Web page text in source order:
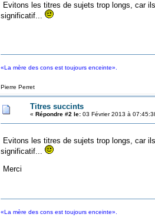
Evitons les titres de sujets trop longs, car
significatif...
«La mère des cons est toujours enceinte».
Pierre Perret
Titres succints
« Répondre #2 le:03 Février 2013 à
Evitons les titres de sujets trop longs, car
significatif...
Merci
«La mère des cons est toujours enceinte».